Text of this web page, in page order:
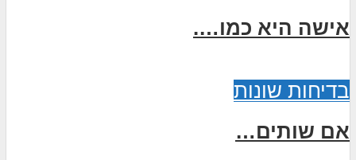
אישה היא כמו….
בדיחות שונות
אם שותים…